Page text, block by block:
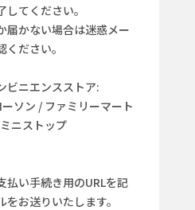
てください。
届かない場合は迷惑メー
ださい。
ビニエンスストア:
ソン / ファミリーマート
ニストップ
払い手続き用のURLを記
お送りいたします。